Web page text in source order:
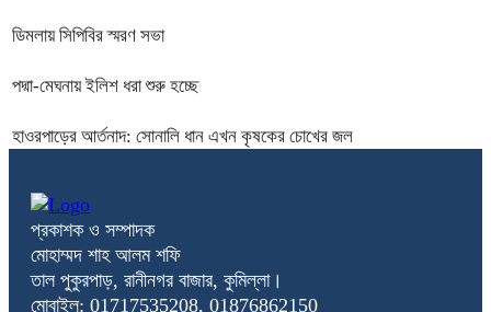
ডিমলায় সিপিবির স্মরণ সভা
পদ্মা-মেঘনায় ইলিশ ধরা শুরু হচ্ছে
হাওরপাড়ের আর্তনাদ: সোনালি ধান এখন কৃষকের চোখের জল
প্রকাশক ও সম্পাদক
মোহাম্মদ শাহ আলম শফি
তাল পুকুরপাড়, রানীনগর বাজার, কুমিল্লা।
মোবাইল: 01717535208, 01876862150